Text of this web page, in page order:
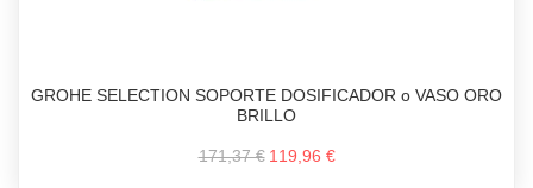
GROHE SELECTION SOPORTE DOSIFICADOR o VASO ORO
BRILLO
171,37 € 119,96 €